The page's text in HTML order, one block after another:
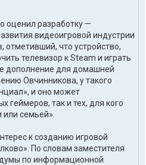
оценил разработку —
видеоигровой индустрии
что устройство,
телевизор к Steam и играть
дополнение для домашней
Овчинникова, у такого
и оно может
геймеров, так и тех, для кого
или семьей».
к созданию игровой
По словам заместителя
по информационной